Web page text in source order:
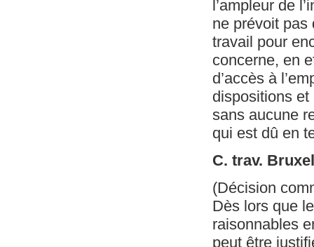
l’ampleur de
ne prévoit pas
travail pour
concerne, en
d’accès à
dispositions
sans aucune
qui est dû en
C. trav.
(Décision
Dès lors que
raisonnables
peut être